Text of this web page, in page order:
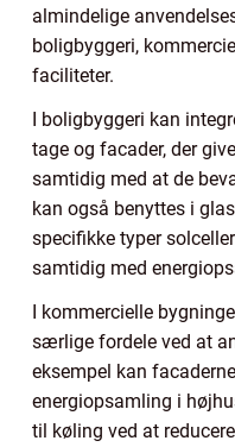
almindelige
boligbyggeri,
faciliteter.
I boligbyggeri kan
tage og facader, der
samtidig med at de
kan også benyttes i
specifikke typer
samtidig med
I kommercielle
særlige fordele ved at
eksempel kan
energiopsamling i
til køling ved at